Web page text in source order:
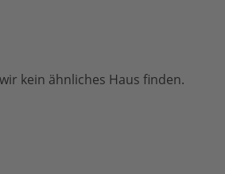
kein ähnliches Haus finden.